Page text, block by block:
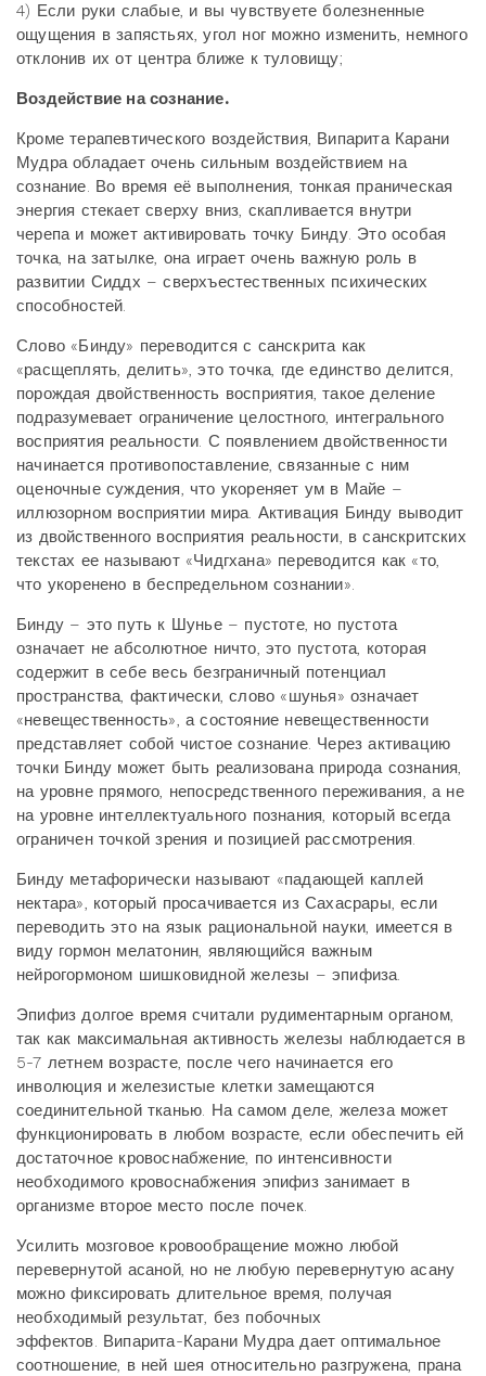
4) Если руки слабые, и вы чувствуете болезненные
ощущения в запястьях, угол ног можно изменить, немного
отклонив их от центра ближе к туловищу;
Воздействие на сознание.
Кроме терапевтического воздействия, Випарита Карани
Мудра обладает очень сильным воздействием на
сознание. Во время её выполнения, тонкая праническая
энергия стекает сверху вниз, скапливается внутри
черепа и может активировать точку Бинду. Это особая
точка, на затылке, она играет очень важную роль в
развитии Сиддх – сверхъестественных психических
способностей.
Слово «Бинду» переводится с санскрита как
«расщеплять, делить», это точка, где единство делится,
порождая двойственность восприятия, такое деление
подразумевает ограничение целостного, интегрального
восприятия реальности. С появлением двойственности
начинается противопоставление, связанные с ним
оценочные суждения, что укореняет ум в Майе –
иллюзорном восприятии мира. Активация Бинду выводит
из двойственного восприятия реальности, в санскритских
текстах ее называют «Чидгхана» переводится как «то,
что укоренено в беспредельном сознании».
Бинду – это путь к Шунье – пустоте, но пустота
означает не абсолютное ничто, это пустота, которая
содержит в себе весь безграничный потенциал
пространства, фактически, слово «шунья» означает
«невещественность», а состояние невещественности
представляет собой чистое сознание. Через активацию
точки Бинду может быть реализована природа сознания,
на уровне прямого, непосредственного переживания, а не
на уровне интеллектуального познания, который всегда
ограничен точкой зрения и позицией рассмотрения.
Бинду метафорически называют «падающей каплей
нектара», который просачивается из Сахасрары, если
переводить это на язык рациональной науки, имеется в
виду гормон мелатонин, являющийся важным
нейрогормоном шишковидной железы – эпифиза.
Эпифиз долгое время считали рудиментарным органом,
так как максимальная активность железы наблюдается в
5-7 летнем возрасте, после чего начинается его
инволюция и железистые клетки замещаются
соединительной тканью. На самом деле, железа может
функционировать в любом возрасте, если обеспечить ей
достаточное кровоснабжение, по интенсивности
необходимого кровоснабжения эпифиз занимает в
организме второе место после почек.
Усилить мозговое кровообращение можно любой
перевернутой асаной, но не любую перевернутую асану
можно фиксировать длительное время, получая
необходимый результат, без побочных
эффектов. Випарита-Карани Мудра дает оптимальное
соотношение, в ней шея относительно разгружена, прана